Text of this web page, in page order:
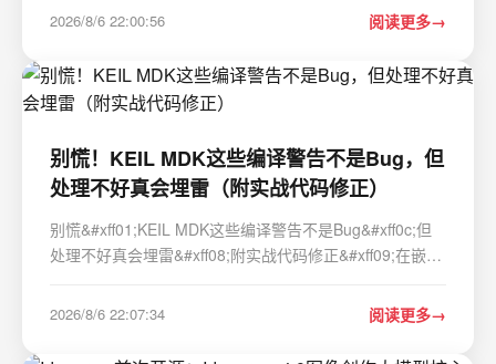
&#xff1a;WeThinkIn/Interview-for-Algorithm-Engineer欢迎
算…
2026/8/6 22:00:56 阅读更多
别慌！KEIL MDK这些编译警告不是Bug，但
处理不好真会埋雷（附实战代码修正）
别慌&#xff01;KEIL MDK这些编译警告不是Bug&#xff0c;但
处理不好真会埋雷&#xff08;附实战代码修正&#xff09;在嵌入
为"可以忽略的小问题"。但经验告诉我们&#xff0c;这些警告
2026/8/6 22:07:34 阅读更多